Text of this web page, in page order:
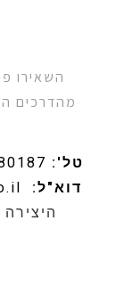
השאירו
מהדרכים
טל':
דוא"ל: